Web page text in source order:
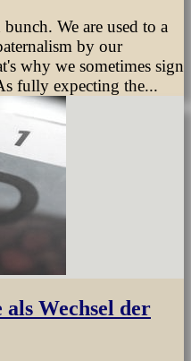
We are used to a
by our
why we sometimes sign
fully expecting the...
Wechsel der